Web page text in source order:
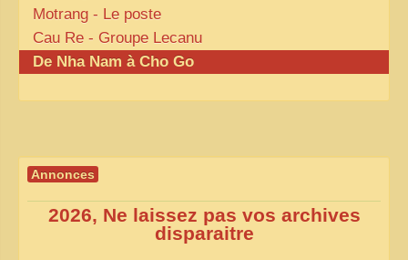
Motrang - Le poste
Cau Re - Groupe Lecanu
De Nha Nam à Cho Go
Annonces
2026, Ne laissez pas vos archives
disparaitre